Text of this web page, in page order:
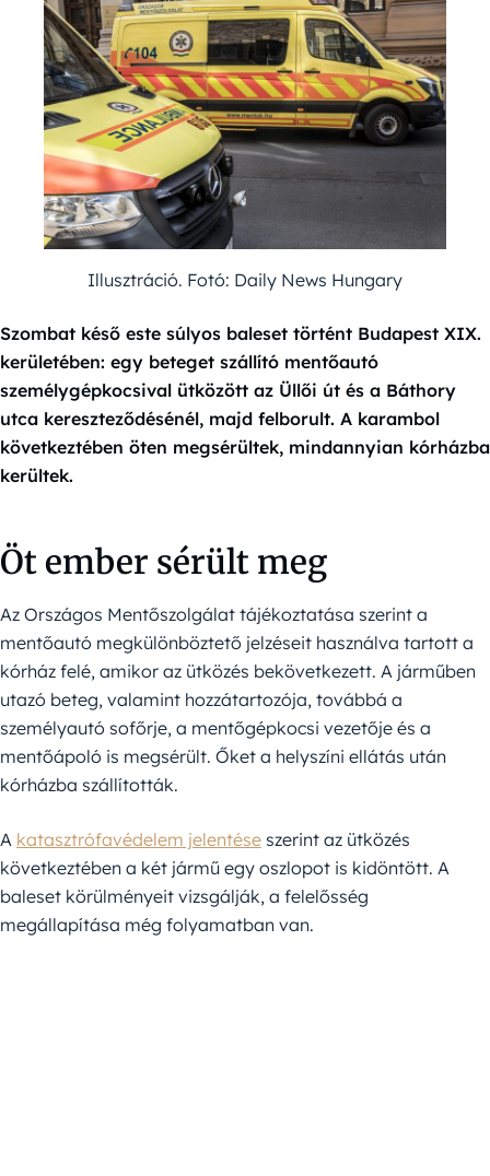
Illusztráció. Fotó: Daily News Hungary
Szombat késő este súlyos baleset történt Budapest XIX.
kerületében: egy beteget szállító mentőautó
személygépkocsival ütközött az Üllői út és a Báthory
utca kereszteződésénél, majd felborult. A karambol
következtében öten megsérültek, mindannyian kórházba
kerültek.
Öt ember sérült meg
Az Országos Mentőszolgálat tájékoztatása szerint a
mentőautó megkülönböztető jelzéseit használva tartott a
kórház felé, amikor az ütközés bekövetkezett. A járműben
utazó beteg, valamint hozzátartozója, továbbá a
személyautó sofőrje, a mentőgépkocsi vezetője és a
mentőápoló is megsérült. Őket a helyszíni ellátás után
kórházba szállították.
A katasztrófavédelem jelentése szerint az ütközés
következtében a két jármű egy oszlopot is kidöntött. A
baleset körülményeit vizsgálják, a felelősség
megállapítása még folyamatban van.